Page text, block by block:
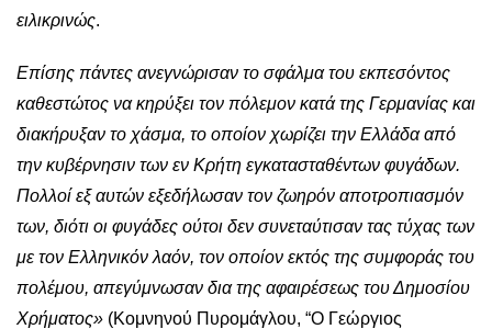
ειλικρινώς.
Επίσης πάντες ανεγνώρισαν το σφάλμα του εκπεσόντος
καθεστώτος να κηρύξει τον πόλεμον κατά της Γερμανίας και
διακήρυξαν το χάσμα, το οποίον χωρίζει την Ελλάδα από
την κυβέρνησιν των εν Κρήτη εγκατασταθέντων φυγάδων.
Πολλοί εξ αυτών εξεδήλωσαν τον ζωηρόν αποτροπιασμόν
των, διότι οι φυγάδες ούτοι δεν συνεταύτισαν τας τύχας των
με τον Ελληνικόν λαόν, τον οποίον εκτός της συμφοράς του
πολέμου, απεγύμνωσαν δια της αφαιρέσεως του Δημοσίου
Χρήματος» (Κομνηνού Πυρομάγλου, “Ο Γεώργιος